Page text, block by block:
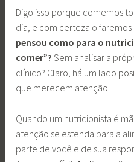
Digo isso porque comemos
dia, e com certeza o
pensou como para o
comer”? Sem analisar a
clínico? Claro, há um lado
que merecem atenção.
Quando um nutricionista é
atenção se estenda para a
parte de você e de sua